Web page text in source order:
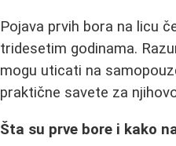
Pojava prvih bora na licu
tridesetim godinama.
mogu uticati na
praktične savete za
Šta su prve bore i kako